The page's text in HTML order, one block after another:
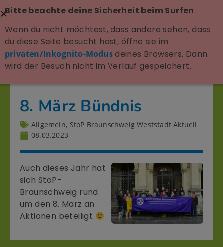
8. März Bündnis
Allgemein, StoP Braunschweig Weststadt Aktuell
08.03.2023
Auch dieses Jahr hat
sich StoP-
Braunschweig rund
um den 8. März an
Aktionen beteiligt
Bitte beachte deine Sicherheit beim Surfen
Wenn du nicht möchtest, dass andere sehen, dass
du diese Seite besucht hast, öffne sie im
privaten/Inkognito-Modusdeines Browsers. Dann
wird der Besuch nicht im Verlauf gespeichert.